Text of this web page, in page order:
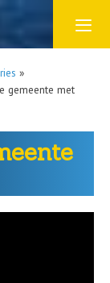
»
gemeente met